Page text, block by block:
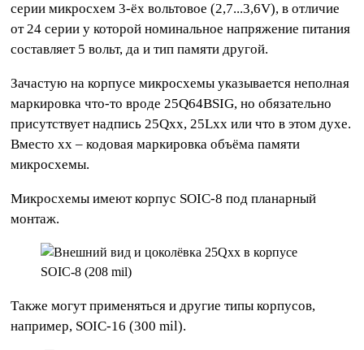
серии микросхем 3-ёх вольтовое (2,7...3,6V), в отличие
от 24 серии у которой номинальное напряжение питания
составляет 5 вольт, да и тип памяти другой.
Зачастую на корпусе микросхемы указывается неполная
маркировка что-то вроде 25Q64BSIG, но обязательно
присутствует надпись 25Qxx, 25Lxx или что в этом духе.
Вместо xx – кодовая маркировка объёма памяти
микросхемы.
Микросхемы имеют корпус SOIC-8 под планарный
монтаж.
Также могут применяться и другие типы корпусов,
например, SOIC-16 (300 mil).